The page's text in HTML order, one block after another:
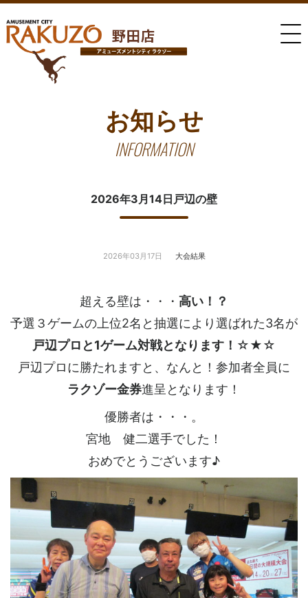
お知らせ
INFORMATION
2026年3月14日戸辺の壁
2026年03月17日 大会結果
超える壁は・・・ 高い！？
予選３ゲームの上位2名と抽選により選ばれた3名が
戸辺プロと1ゲーム対戦となります！ ☆★☆
戸辺プロに勝たれますと、なんと！参加者全員に
ラクゾー金券進呈となります！
優勝者は・・・。
宮地 健二選手でした！
おめでとうございます♪